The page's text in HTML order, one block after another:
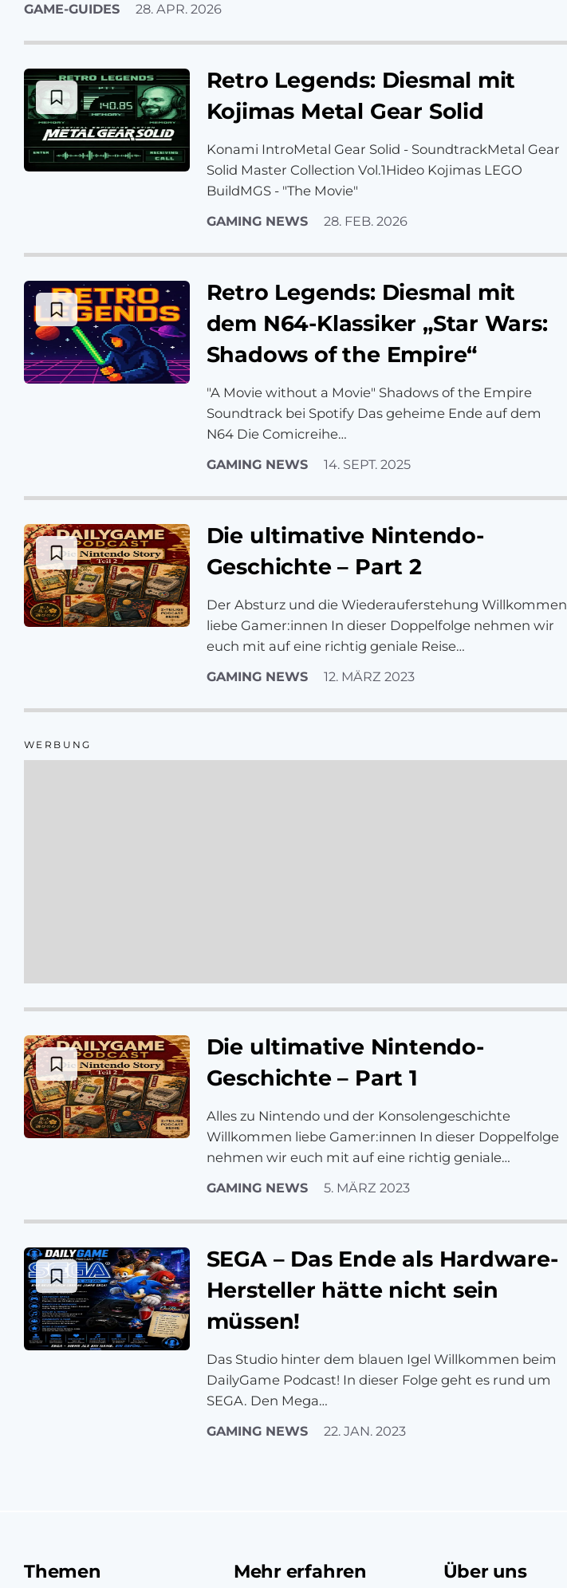
GAME-GUIDES 28. APR. 2026
Retro Legends: Diesmal mit
Kojimas Metal Gear Solid
GAMING NEWS 28. FEB. 2026
Konami IntroMetal Gear Solid - SoundtrackMetal Gear
Solid Master Collection Vol.1Hideo Kojimas LEGO
BuildMGS - "The Movie"
Retro Legends: Diesmal mit
dem N64-Klassiker „Star Wars:
Shadows of the Empire“
GAMING NEWS 14. SEPT. 2025
"A Movie without a Movie" Shadows of the Empire
Soundtrack bei Spotify Das geheime Ende auf dem
N64 Die Comicreihe…
Die ultimative Nintendo-
Geschichte – Part 2
GAMING NEWS 12. MÄRZ 2023
Der Absturz und die Wiederauferstehung Willkommen
liebe Gamer:innen In dieser Doppelfolge nehmen wir
euch mit auf eine richtig geniale Reise…
WERBUNG
Die ultimative Nintendo-
Geschichte – Part 1
GAMING NEWS 5. MÄRZ 2023
Alles zu Nintendo und der Konsolengeschichte
Willkommen liebe Gamer:innen In dieser Doppelfolge
nehmen wir euch mit auf eine richtig geniale…
SEGA – Das Ende als Hardware-
Hersteller hätte nicht sein
müssen!
GAMING NEWS 22. JAN. 2023
Das Studio hinter dem blauen Igel Willkommen beim
DailyGame Podcast! In dieser Folge geht es rund um
SEGA. Den Mega…
Themen Mehr erfahren Über uns